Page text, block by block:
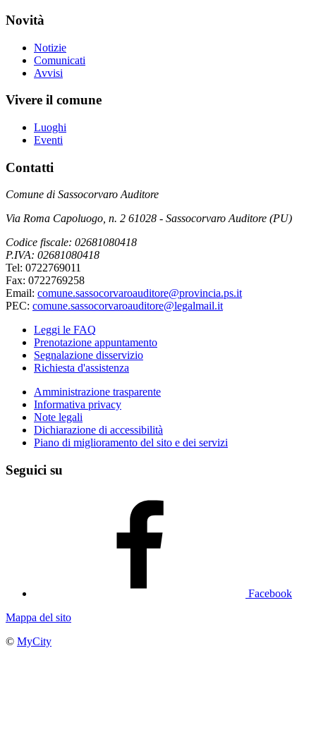
Novità
Notizie
Comunicati
Avvisi
Vivere il comune
Luoghi
Eventi
Contatti
Comune di Sassocorvaro Auditore
Via Roma Capoluogo, n. 2 61028 - Sassocorvaro Auditore (PU)
Codice fiscale: 02681080418
P.IVA: 02681080418
Tel: 0722769011
Fax: 0722769258
Email: comune.sassocorvaroauditore@provincia.ps.it
PEC: comune.sassocorvaroauditore@legalmail.it
Leggi le FAQ
Prenotazione appuntamento
Segnalazione disservizio
Richiesta d'assistenza
Amministrazione trasparente
Informativa privacy
Note legali
Dichiarazione di accessibilità
Piano di miglioramento del sito e dei servizi
Seguici su
Facebook
Mappa del sito
© MyCity